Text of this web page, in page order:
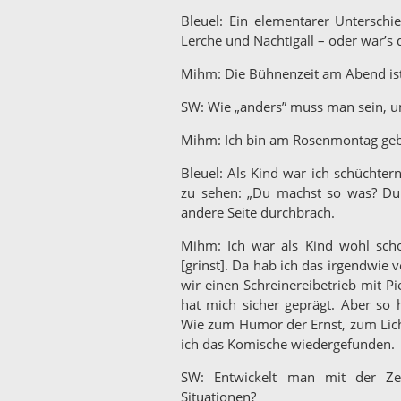
Bleuel: Ein elementarer
Lerche und Nachtigall – oder war’s
Mihm: Die Bühnenzeit am Abend
SW: Wie „anders” muss man sein,
Mihm: Ich bin am Rosenmontag
Bleuel: Als Kind war ich
zu sehen: „Du machst so was?
andere Seite durchbrach.
Mihm: Ich war als Kind wohl
[grinst]. Da hab ich das irgendwie
wir einen Schreinereibetrieb mit
hat mich sicher geprägt. Aber so
Wie zum Humor der Ernst, zum
ich das Komische wiedergefunden.
SW: Entwickelt man mit der
Situationen?